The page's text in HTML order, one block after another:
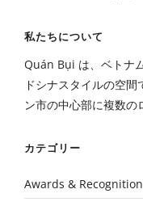
私たちについて
Quán Bụi は、ベトナ
ドシナスタイルの空
ン市の中心部に複数の
カテゴリー
Awards & Recognition